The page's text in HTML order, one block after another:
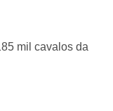
mil cavalos da